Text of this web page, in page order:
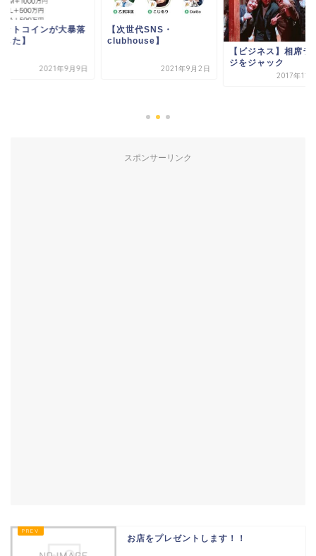
ットコインが大暴落
た】
2021年9月9日
【次世代SNS・
clubhouse】
2021年9月2日
【ビジネス】相席ラ
ジをジャック
2017年11
スポンサーリンク
お店をプレゼントします！！